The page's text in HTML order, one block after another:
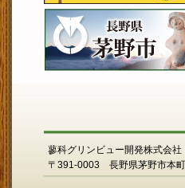
蓼科グリンビュー開発株式会社
〒391-0003 長野県茅野市本